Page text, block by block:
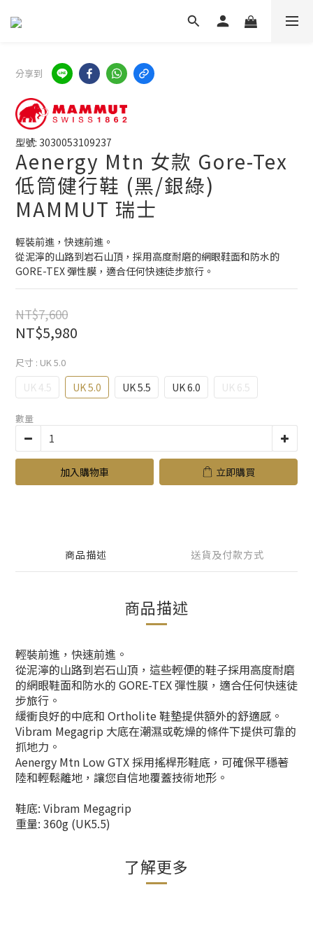
分享到
型號: 3030053109237
Aenergy Mtn 女款 Gore-Tex
低筒健行鞋 (黑/銀綠)
MAMMUT 瑞士
輕裝前進，快速前進。
從泥濘的山路到岩石山頂，採用高度耐磨的網眼鞋面和防水的
GORE-TEX 彈性膜，適合任何快速徒步旅行。
NT$7,600
NT$5,980
尺寸 : UK 5.0
UK 4.5 UK 5.0 UK 5.5 UK 6.0 UK 6.5
數量
加入購物車 立即購買
商品描述 送貨及付款方式
商品描述
輕裝前進，快速前進。
從泥濘的山路到岩石山頂，這些輕便的鞋子採用高度耐磨
的網眼鞋面和防水的 GORE-TEX 彈性膜，適合任何快速徒
步旅行。
緩衝良好的中底和 Ortholite 鞋墊提供額外的舒適感。
Vibram Megagrip 大底在潮濕或乾燥的條件下提供可靠的
抓地力。
Aenergy Mtn Low GTX 採用搖桿形鞋底，可確保平穩著
陸和輕鬆離地，讓您自信地覆蓋技術地形。
鞋底: Vibram Megagrip
重量: 360g (UK5.5)
了解更多